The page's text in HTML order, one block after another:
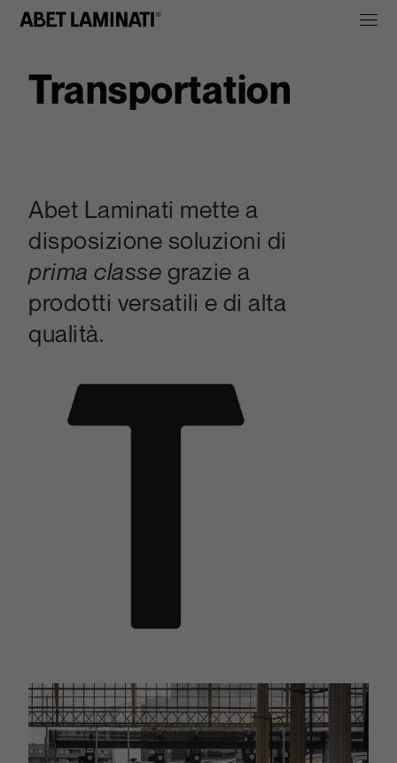
Transportation
Abet Laminati mette a
disposizione soluzioni di
prima classe grazie a
prodotti versatili e di alta
qualità.